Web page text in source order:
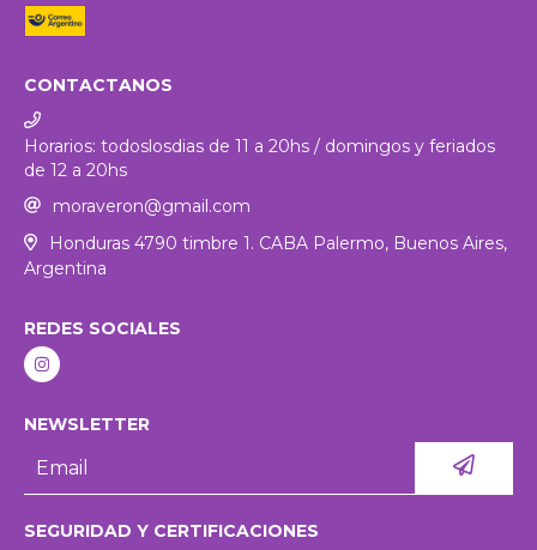
CONTACTANOS
Horarios: todoslosdias de 11 a 20hs / domingos y feriados
de 12 a 20hs
moraveron@gmail.com
Honduras 4790 timbre 1. CABA Palermo, Buenos Aires,
Argentina
REDES SOCIALES
NEWSLETTER
SEGURIDAD Y CERTIFICACIONES